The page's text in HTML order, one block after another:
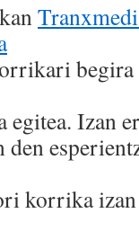
begira
egitea. Izan
korrika izan